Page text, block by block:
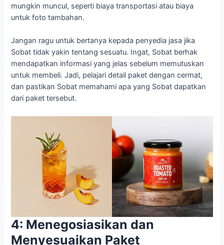
mungkin muncul, seperti biaya transportasi atau biaya
untuk foto tambahan.
Jangan ragu untuk bertanya kepada penyedia jasa jika
Sobat tidak yakin tentang sesuatu. Ingat, Sobat berhak
mendapatkan informasi yang jelas sebelum memutuskan
untuk membeli. Jadi, pelajari detail paket dengan cermat,
dan pastikan Sobat memahami apa yang Sobat dapatkan
dari paket tersebut.
4: Menegosiasikan dan
Menyesuaikan Paket